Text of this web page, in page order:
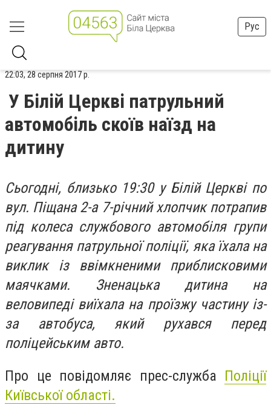
Рус
22:03, 28 серпня 2017 р.
У Білій Церкві патрульний
автомобіль скоїв наїзд на
дитину
Сьогодні, близько 19:30 у Білій Церкві по
вул. Піщана 2-а 7-річний хлопчик потрапив
під колеса службового автомобіля групи
реагування патрульної поліції, яка їхала на
виклик із ввімкненими приблисковими
маячками. Зненацька дитина на
веловипеді виїхала на проїзжу частину із-
за автобуса, який рухався перед
поліцейським авто.
Про це повідомляє прес-служба Поліції
Київської області.